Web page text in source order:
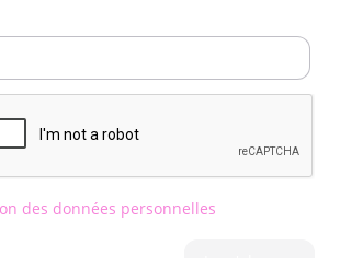
des données personnelles